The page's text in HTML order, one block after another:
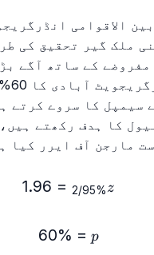
الاقوامی
ملک گیر تحقیق کی
کے ساتھ آگے
کا ہدف رکھتے
مارجن آف ایرر کیا
2}=1.96 z
95%
/2
=
1.96
p=60\% p
=
60%